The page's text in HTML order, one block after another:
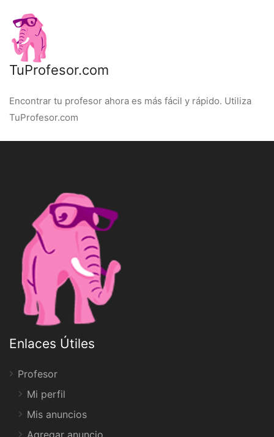
TuProfesor.com
Encontrar tu profesor ahora es más fácil y rápido. Utiliza
TuProfesor.com
Enlaces Útiles
Profesor
Mi perfil
Mis anuncios
Agregar anuncio